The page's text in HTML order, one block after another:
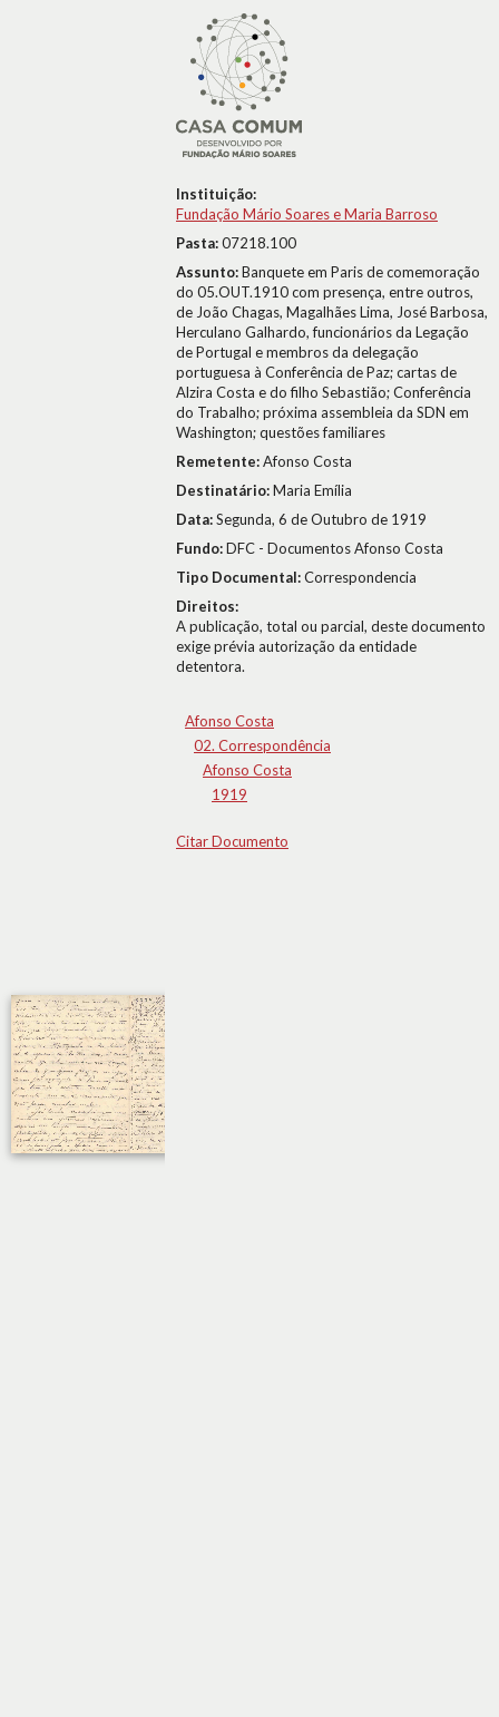
Instituição:
Fundação Mário Soares e Maria Barroso
Pasta:07218.100
Assunto:Banquete em Paris de comemoração
do 05.OUT.1910 com presença, entre outros,
de João Chagas, Magalhães Lima, José Barbosa,
Herculano Galhardo, funcionários da Legação
de Portugal e membros da delegação
portuguesa à Conferência de Paz; cartas de
Alzira Costa e do filho Sebastião; Conferência
do Trabalho; próxima assembleia da SDN em
Washington; questões familiares
Remetente:Afonso Costa
Destinatário:Maria Emília
Data:Segunda, 6 de Outubro de 1919
Fundo:DFC - Documentos Afonso Costa
Tipo Documental:Correspondencia
Direitos:
A publicação, total ou parcial, deste documento
exige prévia autorização da entidade
detentora.
Afonso Costa
02. Correspondência
Afonso Costa
1919
Citar Documento